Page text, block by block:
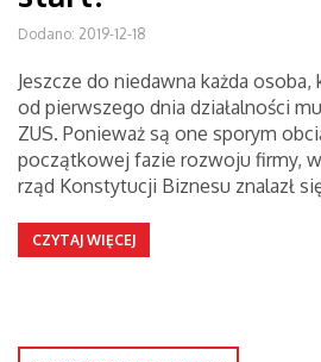
Dodano: 2019-12-18
Jeszcze do niedawna każda
od pierwszego dnia działalności
ZUS. Ponieważ są one sporym
początkowej fazie rozwoju firmy,
rząd Konstytucji Biznesu znalazł
CZYTAJ WIĘCEJ